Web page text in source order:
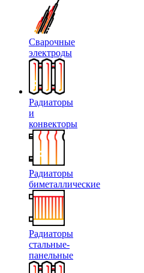
Сварочные
электроды
Радиаторы
и
конвекторы
Радиаторы
биметаллические
Радиаторы
стальные-
панельные